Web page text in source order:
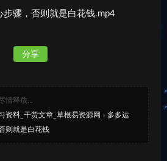
步骤，否则就是白花钱.mp4
分享
情释放...
资料_干货文章_草根易资源网 » 多多运
则就是白花钱